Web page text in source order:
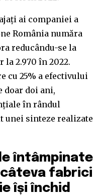
ai companiei a
România număra
reducându-se la
la 2.970 în 2022.
cu 25% a efectivului
doar doi ani,
în rândul
sinteze realizate
întâmpinate
fabrici
își închid